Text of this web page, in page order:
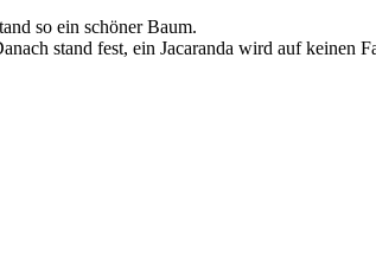
so ein schöner Baum.
stand fest, ein Jacaranda wird auf keinen